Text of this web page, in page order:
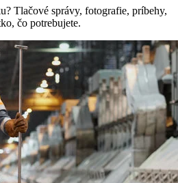
Tlačové správy, fotografie, príbehy,
čo potrebujete.